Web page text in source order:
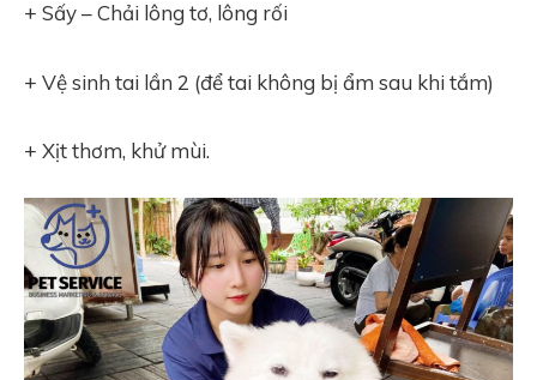
+ Sấy – Chải lông tơ, lông rối
+ Vệ sinh tai lần 2 (để tai không bị ẩm sau khi tắm)
+ Xịt thơm, khử mùi.